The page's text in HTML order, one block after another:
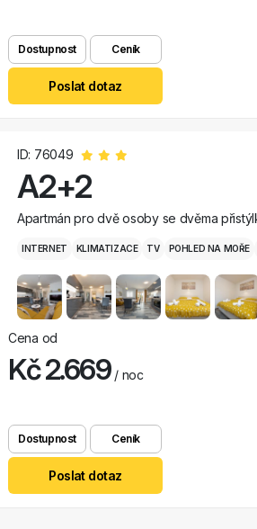
Dostupnost Ceník
Poslat dotaz
ID: 76049
A2+2
Apartmán pro dvě osoby se dvěma
INTERNET KLIMATIZACE TV POHLED NA MOŘE
Cena od
Kč 2.669/ noc
Dostupnost Ceník
Poslat dotaz